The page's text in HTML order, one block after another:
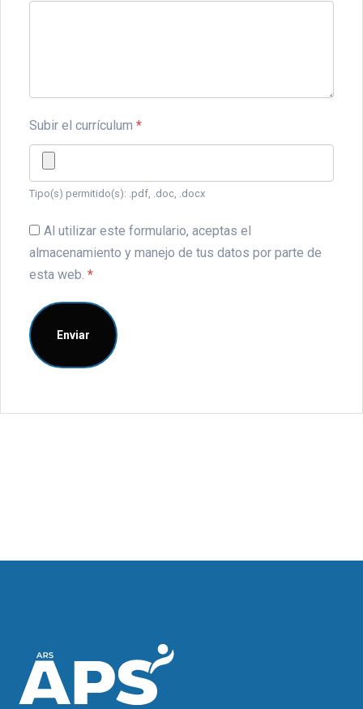
Subir el currículum *
Tipo(s) permitido(s): .pdf, .doc, .docx
Al utilizar este formulario, aceptas el
almacenamiento y manejo de tus datos por parte de
esta web. *